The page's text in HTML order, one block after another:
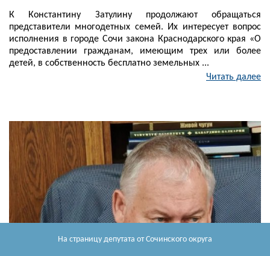
На страницу депутата от Сочинского округа
К Константину Затулину продолжают обращаться
представители многодетных семей. Их интересует вопрос
исполнения в городе Сочи закона Краснодарского края «О
предоставлении гражданам, имеющим трех или более
детей, в собственность бесплатно земельных ...
Читать далее